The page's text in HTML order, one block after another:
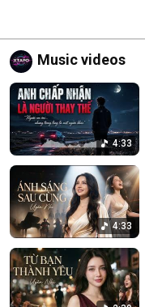
Music videos
4:33
4:33